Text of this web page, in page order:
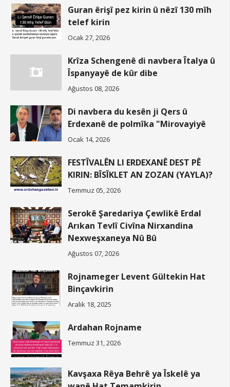
Guran êrişî pez kirin û nêzî 130 mîh
telef kirin
Ocak 27, 2026
Krîza Schengenê di navbera Îtalya û
Îspanyayê de kûr dibe
Ağustos 08, 2026
Di navbera du kesên ji Qers û
Erdexanê de polmîka "Mirovayiyê
Ocak 14, 2026
FESTÎVALÊN LI ERDEXANÊ DEST PÊ
KIRIN: BÎSÎKLET AN ZOZAN (YAYLA)?
Temmuz 05, 2026
Serokê Şaredariya Çewlikê Erdal
Arıkan Tevlî Civîna Nirxandina
Nexweşxaneya Nû Bû
Ağustos 07, 2026
Rojnameger Levent Gültekin Hat
Binçavkirin
Aralık 18, 2025
Ardahan Rojname
Temmuz 31, 2026
Kavşaxa Rêya Behrê ya Îskelê ya